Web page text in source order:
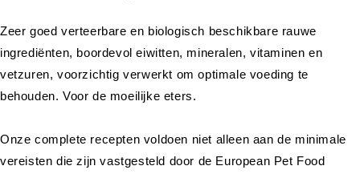
Zeer goed verteerbare en biologisch beschikbare rauwe
ingrediënten, boordevol eiwitten, mineralen, vitaminen en
vetzuren, voorzichtig verwerkt om optimale voeding te
behouden. Voor de moeilijke eters.
Onze complete recepten voldoen niet alleen aan de minimale
vereisten die zijn vastgesteld door de European Pet Food